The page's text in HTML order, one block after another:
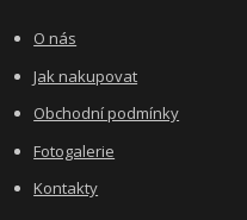
O nás
Jak nakupovat
Obchodní podmínky
Fotogalerie
Kontakty